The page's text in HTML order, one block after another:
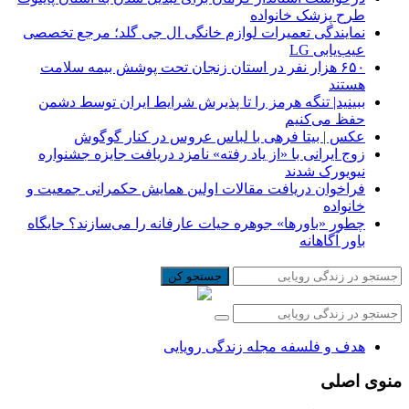
طرح پزشک خانواده
نمایندگی تعمیرات لوازم خانگی ال جی گلد؛ مرجع تخصصی
عیب‌یابی LG
۶۵۰ هزار نفر در استان زنجان تحت پوشش بیمه سلامت
هستند
ببینید| تنگه هرمز را تا پذیرش شرایط ایران توسط دشمن
حفظ می‌کنیم
عکس | بیتا فرهی با لباس عروس در کنار گوگوش
زوج ایرانی با «از یاد رفته» نامزد دریافت جایزه جشنواره
نیویورک شدند
فراخوان دریافت مقالات اولین همایش حکمرانی جمعیت و
خانواده
چطور «باورها» جوهره حیات عارفانه را می‌سازند؟ جایگاه
باور آگاهانه
جستجو کن
هدف و فلسفه مجله زندگی رویایی
منوی اصلی